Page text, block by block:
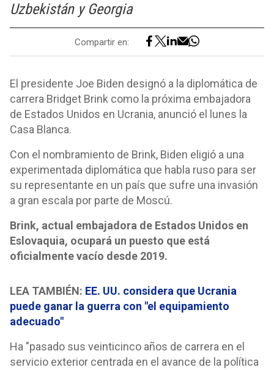
Uzbekistán y Georgia
Compartir en:
El presidente Joe Biden designó a la diplomática de
carrera Bridget Brink como la próxima embajadora
de Estados Unidos en Ucrania, anunció el lunes la
Casa Blanca.
Con el nombramiento de Brink, Biden eligió a una
experimentada diplomática que habla ruso para ser
su representante en un país que sufre una invasión
a gran escala por parte de Moscú.
Brink, actual embajadora de Estados Unidos en
Eslovaquia, ocupará un puesto que está
oficialmente vacío desde 2019.
LEA TAMBIÉN: EE. UU. considera que Ucrania
puede ganar la guerra con "el equipamiento
adecuado"
Ha "pasado sus veinticinco años de carrera en el
servicio exterior centrada en el avance de la política